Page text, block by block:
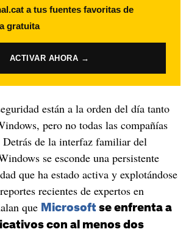
a tus fuentes favoritas de
gratuita
ACTIVAR AHORA →
están a la orden del día tanto
pero no todas las compañías
de la interfaz familiar del
se esconde una persistente
que ha estado activa y explotándose
recientes de expertos en
que Microsoftse enfrenta a
con al menos dos